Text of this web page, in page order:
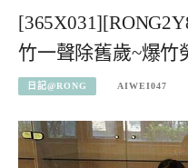
竹一聲除舊歲~爆竹
日記@RONG AIWEI047